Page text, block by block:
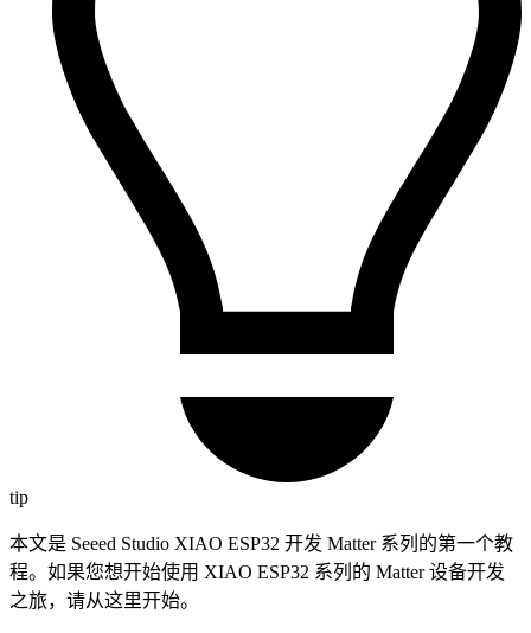
tip
本文是 Seeed Studio XIAO ESP32 开发 Matter 系列的第一个教
程。如果您想开始使用 XIAO ESP32 系列的 Matter 设备开发
之旅，请从这里开始。